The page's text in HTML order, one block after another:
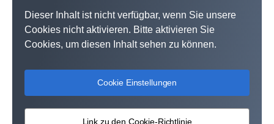
Dieser Inhalt ist nicht verfügbar, wenn Sie unsere
Cookies nicht aktivieren. Bitte aktivieren Sie
Cookies, um diesen Inhalt sehen zu können.
Cookie Einstellungen
Link zu den Cookie-Richtlinie